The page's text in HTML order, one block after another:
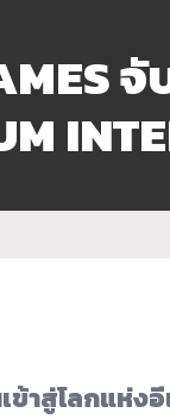
าสู่โลกแห่งอี